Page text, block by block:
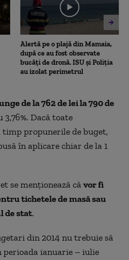
Alertă pe o plajă din Mamaia,
după ce au fost observate
bucăți de dronă. ISU și Poliția
au izolat perimetrul
de la 762 de lei la 790 de
Dacă toate
propunerile de buget,
în aplicare chiar de la 1
se menționează căvor fi
tichetele de masă sau
de stat.
din 2014 nu trebuie să
perioada ianuarie – iulie